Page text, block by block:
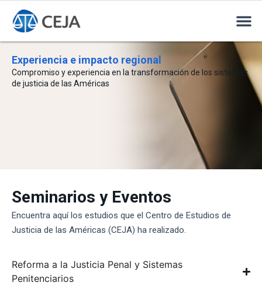
Experiencia e impacto regional
Compromiso y experiencia en la transformación de los sistemas
de justicia de las Américas
Seminarios y Eventos
Encuentra aquí los estudios que el Centro de Estudios de
Justicia de las Américas (CEJA) ha realizado.
Reforma a la Justicia Penal y Sistemas
Penitenciarios